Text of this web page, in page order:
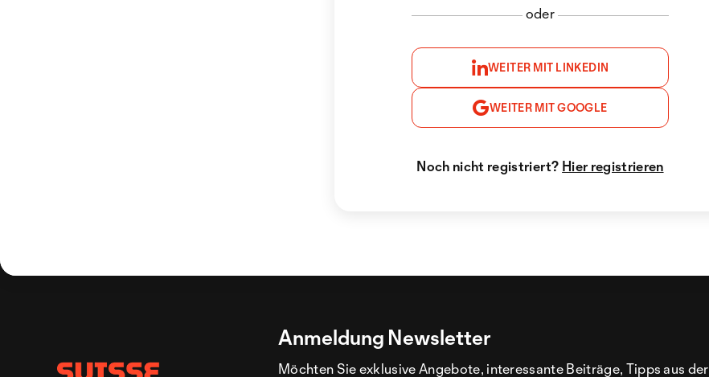
oder
WEITER MIT LINKEDIN
WEITER MIT GOOGLE
Noch nicht registriert? Hier registrieren
Anmeldung Newsletter
Möchten Sie exklusive Angebote, interessante Beiträge, Tipps aus der